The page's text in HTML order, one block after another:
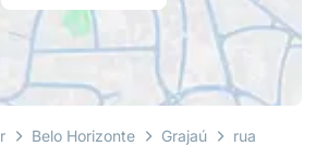
Belo Horizonte Grajaú rua